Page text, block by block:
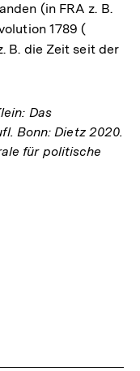
(in FRA z. B.
1789 (
Link:
B. die Zeit seit der
Das
Bonn: Dietz 2020.
für politische